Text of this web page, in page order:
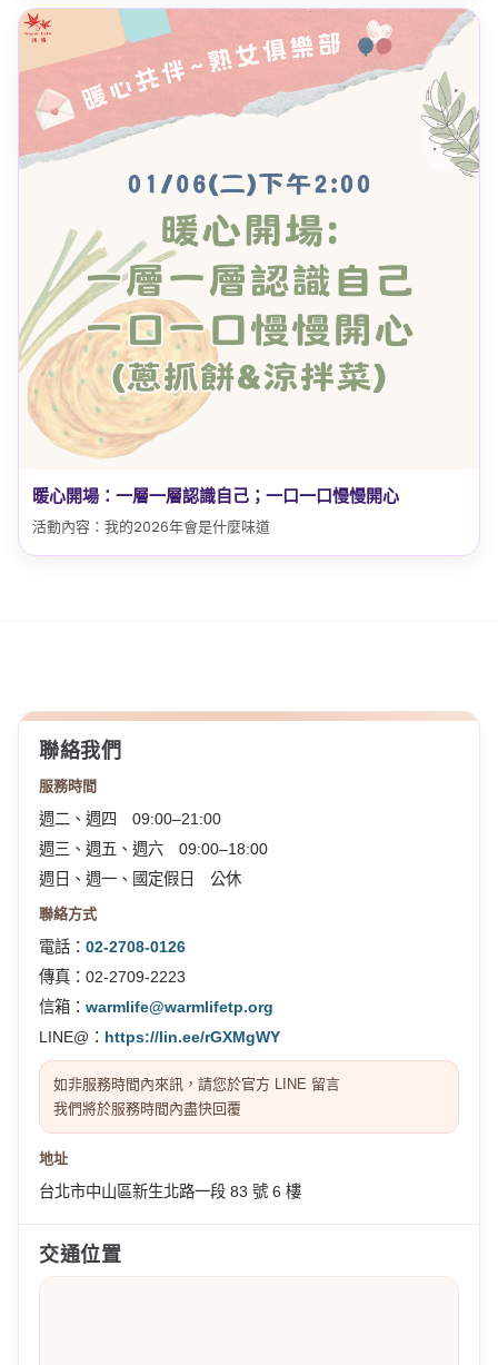
暖心開場：一層一層認識自己；一口一口慢慢開心
活動內容：我的2026年會是什麼味道
聯絡我們
服務時間
週二、週四 09:00–21:00
週三、週五、週六 09:00–18:00
週日、週一、國定假日 公休
聯絡方式
電話： 02-2708-0126
傳真：02-2709-2223
信箱： warmlife@warmlifetp.org
LINE@： https://lin.ee/rGXMgWY
如非服務時間內來訊，請您於官方 LINE 留言
我們將於服務時間內盡快回覆
地址
台北市中山區新生北路一段 83 號 6 樓
交通位置